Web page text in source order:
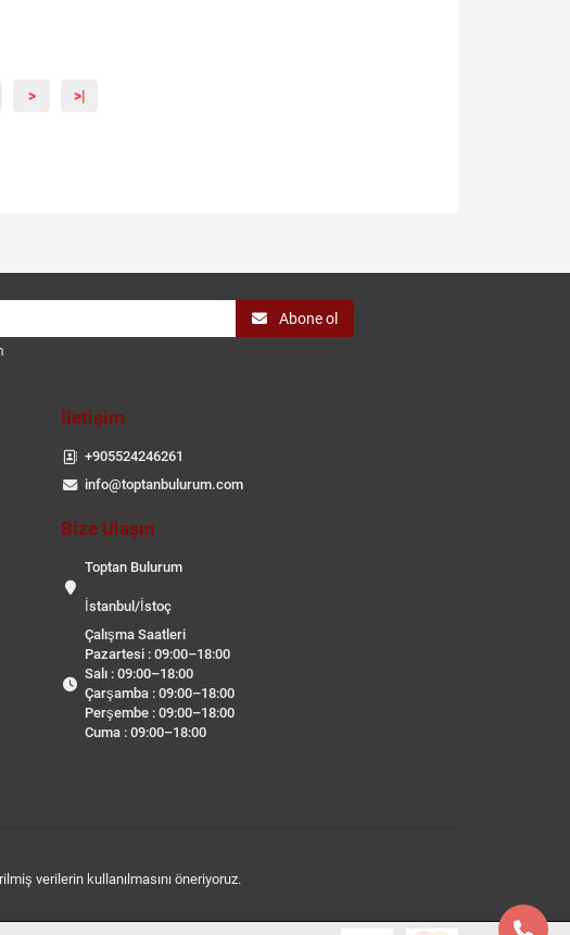
> >|
Abone ol
İletişim
+905524246261
info@toptanbulurum.com
Bize Ulaşın
Toptan Bulurum
İstanbul/İstoç
Çalışma Saatleri
Pazartesi : 09:00–18:00
Salı : 09:00–18:00
Çarşamba : 09:00–18:00
Perşembe : 09:00–18:00
Cuma : 09:00–18:00
verilerin kullanılmasını öneriyoruz.